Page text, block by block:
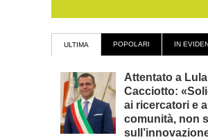
ULTIMA POPOLARI IN
Attentato a
Cacciotto:
ai ricercatori e
comunità, non